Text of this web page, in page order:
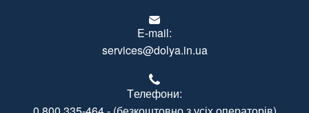
E-mail:
services@dolya.in.ua
Tелефони: